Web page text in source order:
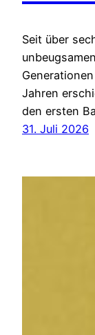
Seit über
Jahren
den ersten
31. Juli 2026